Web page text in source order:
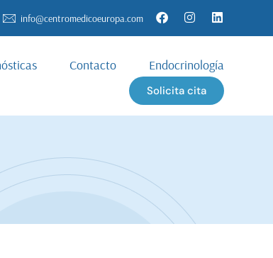
info@centromedicoeuropa.com
Contacto Endocrinología
Solicita cita